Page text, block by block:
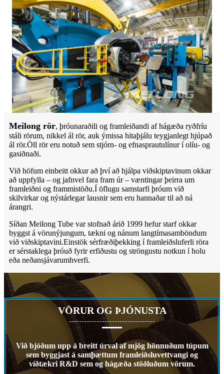
Meilong rör, þróunaraðili og framleiðandi af hágæða ryðfríu
stáli rörum, nikkel ál rör, auk ýmissa hitaþjálu teygjanlegt hjúpað
ál rör.Öll rör eru notuð sem stjórn- og efnasprautulínur í olíu- og
gasiðnaði.
Við höfum einbeitt okkur að því að hjálpa viðskiptavinum okkar
að uppfylla – og jafnvel fara fram úr – væntingar þeirra um
framleiðni og frammistöðu.Í öflugu samstarfi þróum við
skilvirkar og nýstárlegar lausnir sem eru hannaðar til að ná
árangri.
Síðan Meilong Tube var stofnað árið 1999 hefur starf okkar
byggst á vörunýjungum, tækni og nánum langtímasamböndum
við viðskiptavini.Einstök sérfræðiþekking í framleiðsluferli röra
er sérstaklega þróuð fyrir erfiðustu og ströngustu notkun í holu
eða neðansjávarumhverfi.
VÖRUR OG ÞJÓNUSTA
Við bjóðum upp á breitt úrval af mjög hönnuðum túpum
sem byggjast á samþættum framleiðsluvettvangi og
víðtækri R&D sem og hágæða stöðluðum vörum.